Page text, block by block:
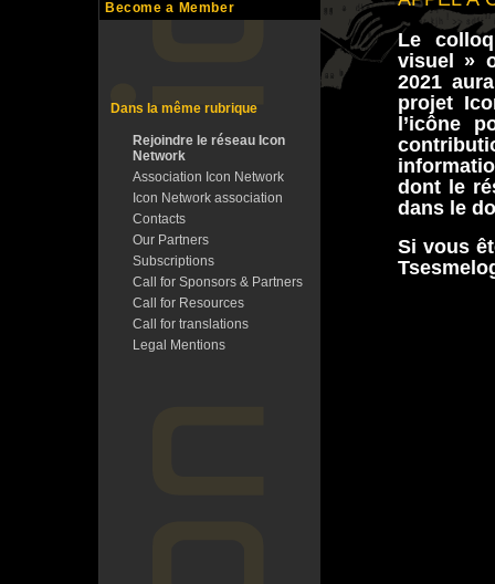
Become a Member
Dans la même rubrique
Rejoindre le réseau Icon
Network
Association Icon Network
Icon Network association
Contacts
Our Partners
Subscriptions
Call for Sponsors & Partners
Call for Resources
Call for translations
Legal Mentions
Le
visuel »
2021
projet
l’icône
dont le
dans le
Si vous